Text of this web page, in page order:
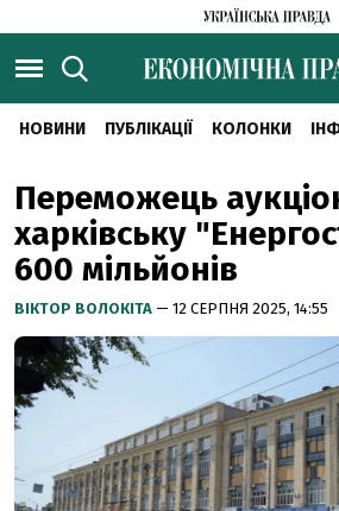
НОВИНИ ПУБЛІКАЦІЇ КОЛОНКИ
Переможець
харківську
600 мільйонів
ВІКТОР ВОЛОКІТА — 12 СЕРПНЯ 2025, 14:55